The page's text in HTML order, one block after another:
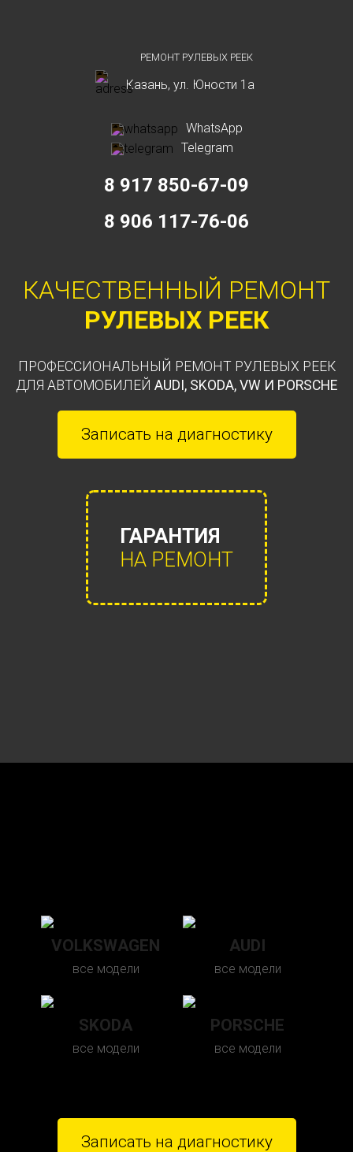
РЕМОНТ РУЛЕВЫХ РЕЕК
Казань, ул. Юности 1а
WhatsApp
Telegram
8 917 850-67-09
8 906 117-76-06
КАЧЕСТВЕННЫЙ РЕМОНТ
РУЛЕВЫХ РЕЕК
ПРОФЕССИОНАЛЬНЫЙ РЕМОНТ РУЛЕВЫХ РЕЕК
ДЛЯ АВТОМОБИЛЕЙ AUDI, SKODA, VW И PORSCHE
Записать на диагностику
ГАРАНТИЯ
НА РЕМОНТ
VOLKSWAGEN
все модели
AUDI
все модели
SKODA
все модели
PORSCHE
все модели
Записать на диагностику